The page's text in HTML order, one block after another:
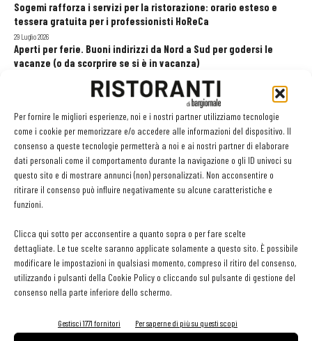
Per fornire le migliori esperienze, noi e i nostri partner utilizziamo tecnologie
come i cookie per memorizzare e/o accedere alle informazioni del dispositivo. Il
consenso a queste tecnologie permetterà a noi e ai nostri partner di elaborare
dati personali come il comportamento durante la navigazione o gli ID univoci su
questo sito e di mostrare annunci (non) personalizzati. Non acconsentire o
ritirare il consenso può influire negativamente su alcune caratteristiche e
funzioni.
Clicca qui sotto per acconsentire a quanto sopra o per fare scelte
dettagliate. Le tue scelte saranno applicate solamente a questo sito. È possibile
modificare le impostazioni in qualsiasi momento, compreso il ritiro del consenso,
utilizzando i pulsanti della Cookie Policy o cliccando sul pulsante di gestione del
consenso nella parte inferiore dello schermo.
Gestisci 1771 fornitori Per saperne di più su questi scopi
Sogemi rafforza i servizi per la ristorazione: orario esteso e
tessera gratuita per i professionisti HoReCa
29 Luglio 2026
Aperti per ferie. Buoni indirizzi da Nord a Sud per godersi le
vacanze (o da scorprire se si è in vacanza)
Recensioni online, Fipe e le associazioni del turismo chiedono
modifiche alle Linee Guida dell’Antitrust
20 Luglio 2026
EDICOLA WEB